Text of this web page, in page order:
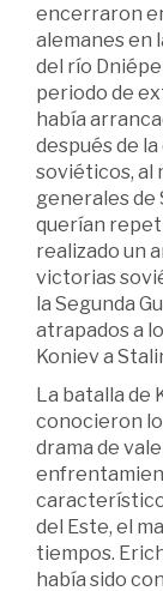
encerraron
alemanes en
del río
periodo de
había
después de
soviéticos, al
generales de
querían
realizado un
victorias
la Segunda
atrapados a
Koniev a
La batalla de
conocieron
drama de
del Este, el
tiempos.
había sido